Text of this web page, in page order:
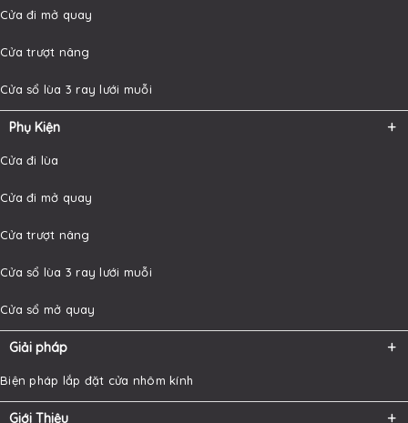
Cửa đi mở quay
Cửa trượt nâng
Cửa sổ lùa 3 ray lưới muỗi
Phụ Kiện
Cửa đi lùa
Cửa đi mở quay
Cửa trượt nâng
Cửa sổ lùa 3 ray lưới muỗi
Cửa sổ mở quay
Giải pháp
Biện pháp lắp đặt cửa nhôm kính
Giới Thiệu